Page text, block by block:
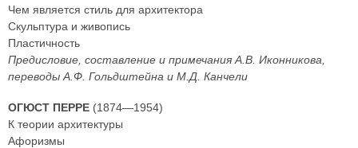
Чем является стиль для архитектора
Скульптура и живопись
Пластичность
Предисловие, составление и примечания А.В. Иконникова,
переводы А.Ф. Гольдштейна и М.Д. Канчели
ОГЮСТ ПЕРРЕ (1874—1954)
К теории архитектуры
Афоризмы